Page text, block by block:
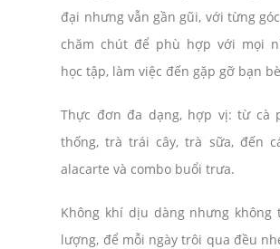
đại nhưng vẫn gần gũi, với từng
chăm chút để phù hợp với mọi
học tập, làm việc đến gặp gỡ bạn
Thực đơn đa dạng, hợp vị: từ cà
thống, trà trái cây, trà sữa, đến
alacarte và combo buổi trưa.
Không khí dịu dàng nhưng không
lượng, để mỗi ngày trôi qua đều